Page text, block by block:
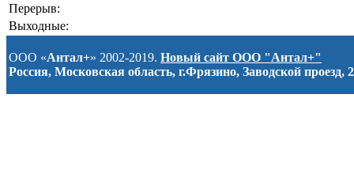
Перерыв:
Выходные:
ООО «Антал+» 2002-2019. Новый сайт ООО "Антал+"
Россия, Московская область, г.Фрязино, Заводской проезд, 2